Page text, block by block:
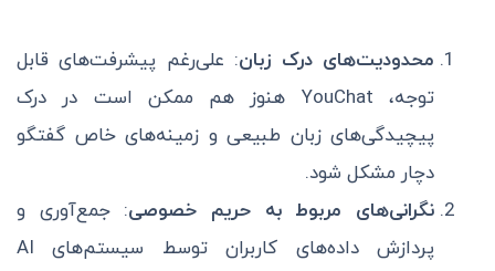
محدودیت‌های درک زبان: علی‌رغم پیشرفت‌های قابل
توجه، YouChat هنوز هم ممکن است در درک
پیچیدگی‌های زبان طبیعی و زمینه‌های خاص گفتگو
دچار مشکل شود.
نگرانی‌های مربوط به حریم خصوصی: جمع‌آوری و
پردازش داده‌های کاربران توسط سیستم‌های AI